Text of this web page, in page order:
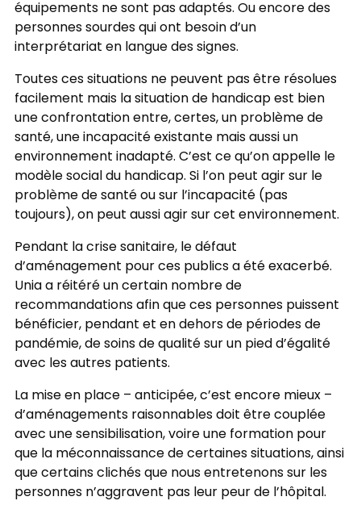
équipements ne sont pas adaptés. Ou encore des
personnes sourdes qui ont besoin d’un
interprétariat en langue des signes.
Toutes ces situations ne peuvent pas être résolues
facilement mais la situation de handicap est bien
une confrontation entre, certes, un problème de
santé, une incapacité existante mais aussi un
environnement inadapté. C’est ce qu’on appelle le
modèle social du handicap. Si l’on peut agir sur le
problème de santé ou sur l’incapacité (pas
toujours), on peut aussi agir sur cet environnement.
Pendant la crise sanitaire, le défaut
d’aménagement pour ces publics a été exacerbé.
Unia a réitéré un certain nombre de
recommandations afin que ces personnes puissent
bénéficier, pendant et en dehors de périodes de
pandémie, de soins de qualité sur un pied d’égalité
avec les autres patients.
La mise en place – anticipée, c’est encore mieux –
d’aménagements raisonnables doit être couplée
avec une sensibilisation, voire une formation pour
que la méconnaissance de certaines situations, ainsi
que certains clichés que nous entretenons sur les
personnes n’aggravent pas leur peur de l’hôpital.